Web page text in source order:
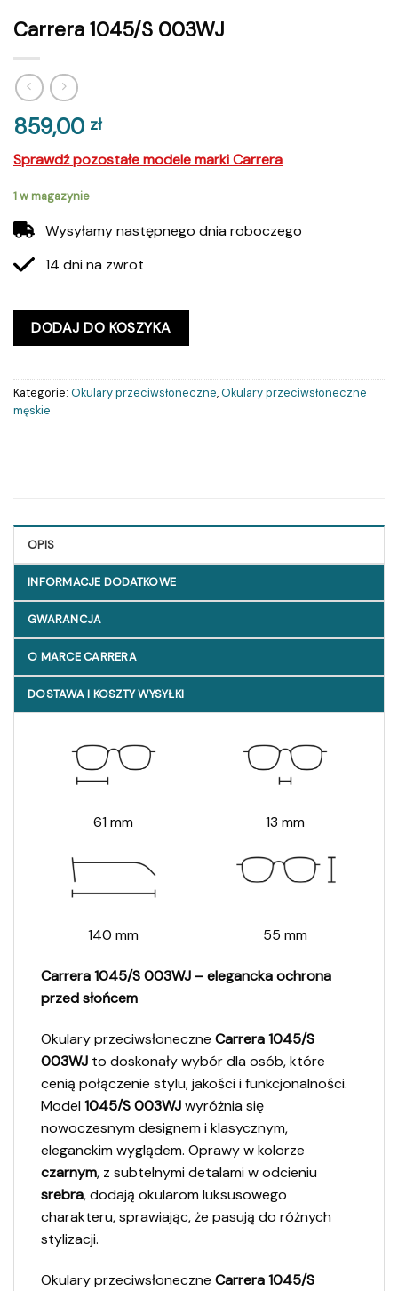
Carrera 1045/S 003WJ
859,00 zł
Sprawdź pozostałe modele marki Carrera
1 w magazynie
Wysyłamy następnego dnia roboczego
14 dni na zwrot
DODAJ DO KOSZYKA
Kategorie: Okulary przeciwsłoneczne,Okulary przeciwsłoneczne
męskie
OPIS
INFORMACJE DODATKOWE
GWARANCJA
O MARCE CARRERA
DOSTAWA I KOSZTY WYSYŁKI
61 mm 13 mm
140 mm 55 mm
Carrera 1045/S 003WJ – elegancka ochrona
przed słońcem
Okulary przeciwsłoneczne Carrera 1045/S
003WJ to doskonały wybór dla osób, które
cenią połączenie stylu, jakości i funkcjonalności.
Model1045/S 003WJwyróżnia się
nowoczesnym designem i klasycznym,
eleganckim wyglądem. Oprawy w kolorze
czarnym, z subtelnymi detalami w odcieniu
srebra, dodają okularom luksusowego
charakteru, sprawiając, że pasują do różnych
stylizacji.
Okulary przeciwsłoneczne Carrera 1045/S